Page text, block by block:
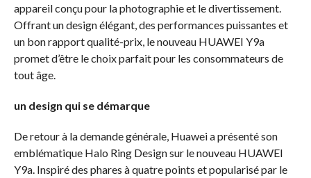
appareil conçu pour la photographie et le divertissement.
Offrant un design élégant, des performances puissantes et
un bon rapport qualité-prix, le nouveau HUAWEI Y9a
promet d’être le choix parfait pour les consommateurs de
tout âge.
un design qui se démarque
De retour à la demande générale, Huawei a présenté son
emblématique Halo Ring Design sur le nouveau HUAWEI
Y9a. Inspiré des phares à quatre points et popularisé par le